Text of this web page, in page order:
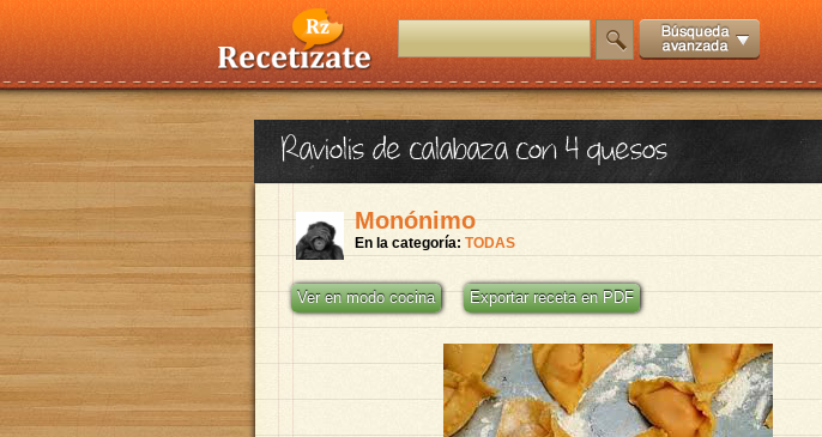
Raviolis de calabaza con 4 quesos
Monónimo
En la categoría: TODAS
Ver en modo cocina Exportar receta en PDF